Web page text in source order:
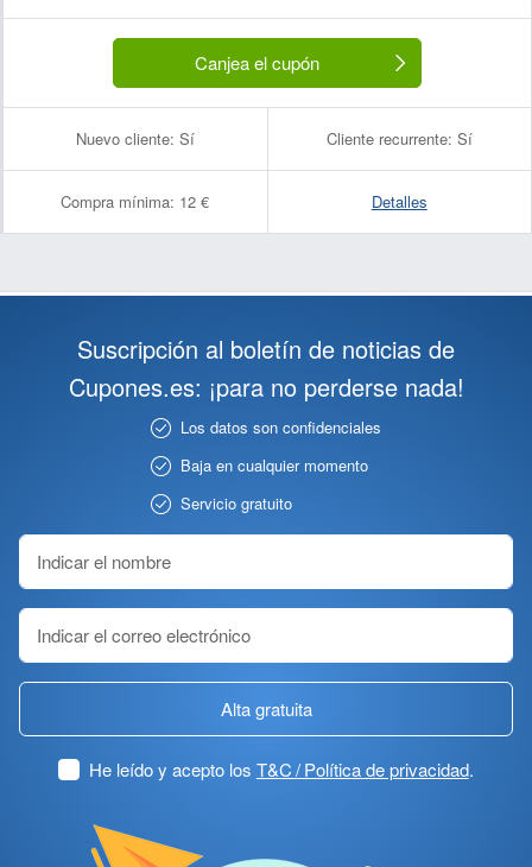
Canjea el cupón
Nuevo cliente: Sí Cliente recurrente: Sí
Compra mínima: 12 € Detalles
Suscripción al boletín de noticias de
Cupones.es: ¡para no perderse nada!
Los datos son confidenciales
Baja en cualquier momento
Servicio gratuito
Alta gratuita
He leído y acepto los T&C / Política de privacidad.